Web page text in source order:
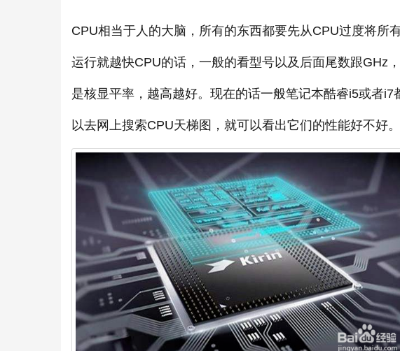
CPU相当于人的大脑，所有的东西都要先从CPU过度将所
运行就越快CPU的话，一般的看型号以及后面尾数跟GHz
是核显平率，越高越好。现在的话一般笔记本酷睿i5或者
以去网上搜索CPU天梯图，就可以看出它们的性能好不好。